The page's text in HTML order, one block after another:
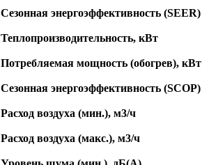
Сезонная энергоэффективность (SEER)
Теплопроизводительность, кВт
Потребляемая мощность (обогрев), кВт
Сезонная энергоэффективность (SCOP)
Расход воздуха (мин.), м3/ч
Расход воздуха (макс.), м3/ч